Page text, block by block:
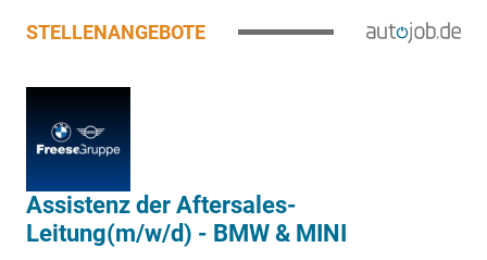
STELLENANGEBOTE
Assistenz der Aftersales-
Leitung(m/w/d) - BMW & MINI